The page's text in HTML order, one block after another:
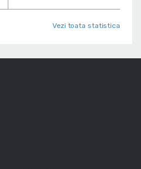
Vezi toata statistica